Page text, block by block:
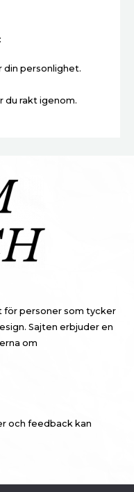
din personlighet.
du rakt igenom.
för personer som tycker
Sajten erbjuder en
om
och feedback kan